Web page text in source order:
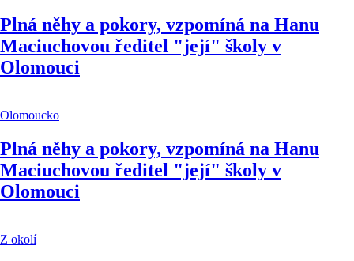
Plná něhy a pokory, vzpomíná na Hanu
Maciuchovou ředitel "její" školy v
Olomouci
Olomoucko
Plná něhy a pokory, vzpomíná na Hanu
Maciuchovou ředitel "její" školy v
Olomouci
Z okolí